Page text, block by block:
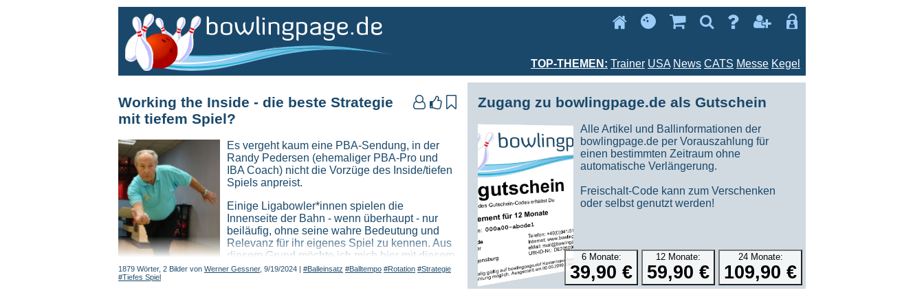
      
TOP-THEMEN: Trainer USA News CATS Messe Kegel
  
Working the Inside - die beste Strategie
mit tiefem Spiel?
Es vergeht kaum eine PBA-Sendung, in der
Randy Pedersen (ehemaliger PBA-Pro und
IBA Coach) nicht die Vorzüge des Inside/tiefen
Spiels anpreist.
Einige Ligabowler*innen spielen die
Innenseite der Bahn - wenn überhaupt - nur
beiläufig, ohne seine wahre Bedeutung und
Relevanz für ihr eigenes Spiel zu kennen. Aus
diesem Grund möchte ich mich hier mit diesem
wichtigen Thema befassen!
1879 Wörter, 2 Bilder von Werner Gessner, 9/19/2024 | #Balleinsatz #Balltempo #Rotation #Strategie
#Tiefes Spiel
Zugang zu bowlingpage.de als Gutschein
Alle Artikel und Ballinformationen der
bowlingpage.de per Vorauszahlung für
einen bestimmten Zeitraum ohne
automatische Verlängerung.
Freischalt-Code kann zum Verschenken
oder selbst genutzt werden!
6 Monate:
39,90 €
12 Monate:
59,90 €
24 Monate:
109,90 €